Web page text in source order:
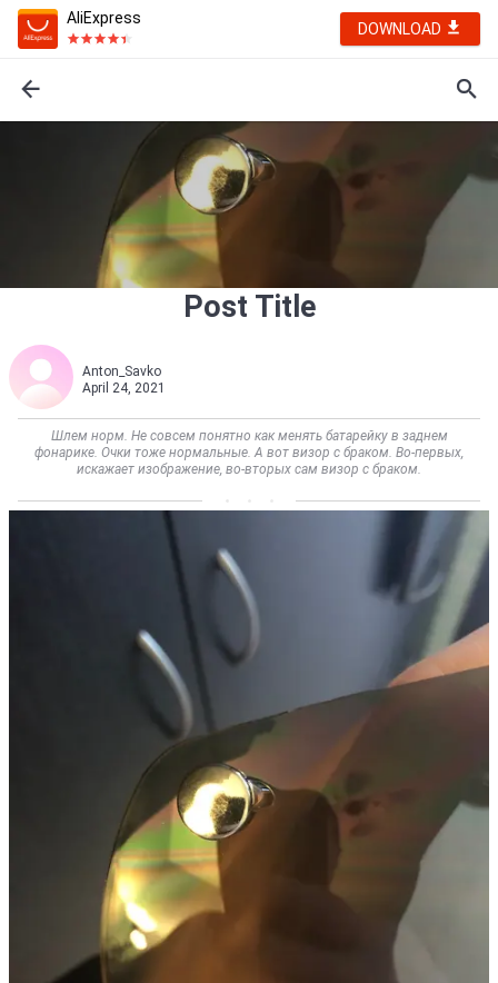
AliExpress
DOWNLOAD
Post Title
Anton_Savko
April 24, 2021
Шлем норм. Не совсем понятно как менять батарейку в заднем
фонарике. Очки тоже нормальные. А вот визор с браком. Во-первых,
искажает изображение, во-вторых сам визор с браком.